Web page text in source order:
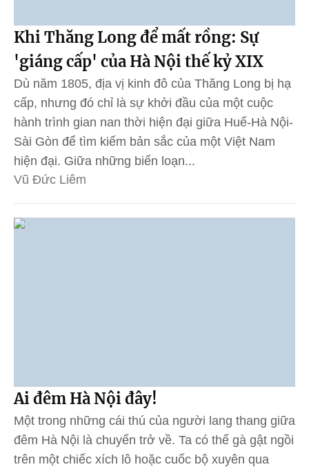
Khi Thăng Long để mất rồng: Sự
'giáng cấp' của Hà Nội thế kỷ XIX
Dù năm 1805, địa vị kinh đô của Thăng Long bị hạ
cấp, nhưng đó chỉ là sự khởi đầu của một cuộc
hành trình gian nan thời hiện đại giữa Huế-Hà Nội-
Sài Gòn để tìm kiếm bản sắc của một Việt Nam
hiện đại. Giữa những biến loạn...
Vũ Đức Liêm
Ai đêm Hà Nội đây!
Một trong những cái thú của người lang thang giữa
đêm Hà Nội là chuyến trở về. Ta có thể gà gật ngồi
trên một chiếc xích lô hoặc cuốc bộ xuyên qua